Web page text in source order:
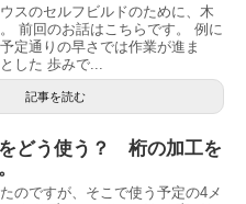
スのセルフビルドのために、木
前回のお話はこちらです。 例に
定通りの早さでは作業が進ま
した 歩みで...
記事を読む
どう使う？ 桁の加工を
のですが、そこで使う予定の4メ